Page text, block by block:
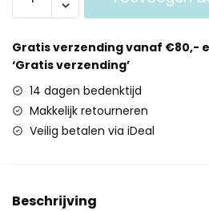
Gratis verzending vanaf €80,-
‘Gratis verzending’
14 dagen bedenktijd
Makkelijk retourneren
Veilig betalen via iDeal
Beschrijving